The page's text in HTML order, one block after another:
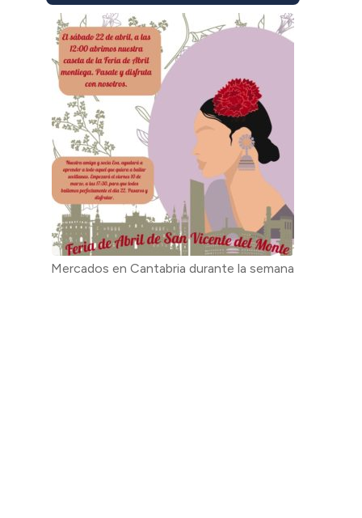
Mercados en Cantabria durante la semana